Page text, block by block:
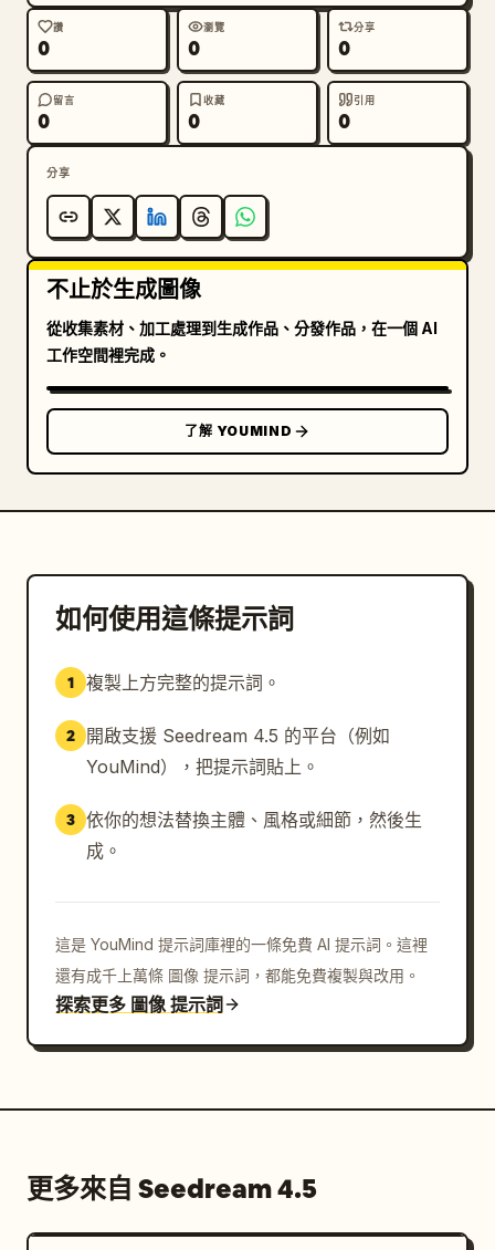
讚
0
瀏覽
0
分享
0
留言
0
收藏
0
引用
0
分享
不止於生成圖像
從收集素材、加工處理到生成作品、分發作品，在一個 AI
工作空間裡完成。
了解 YOUMIND
如何使用這條提示詞
1 複製上方完整的提示詞。
2
開啟支援 Seedream 4.5 的平台（例如
YouMind），把提示詞貼上。
3 依你的想法替換主體、風格或細節，然後生
成。
這是 YouMind 提示詞庫裡的一條免費 AI 提示詞。這裡
還有成千上萬條 圖像 提示詞，都能免費複製與改用。
探索更多 圖像 提示詞
更多來自 Seedream 4.5